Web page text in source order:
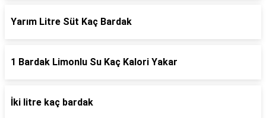
Yarım Litre Süt Kaç Bardak
1 Bardak Limonlu Su Kaç Kalori Yakar
İki litre kaç bardak